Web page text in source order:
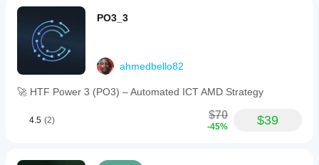
PO3_3
ahmedbello82
🚀 HTF Power 3 (PO3) – Automated ICT AMD Strategy
4.5 (2) $70
-45% $39